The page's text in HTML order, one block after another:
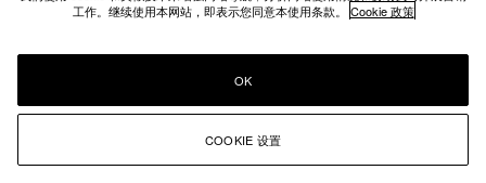
工作。继续使用本网站，即表示您同意本使用条款。 Cookie 政策
COOKIE 设置
OK